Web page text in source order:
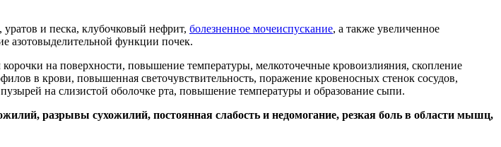
и песка, клубочковый нефрит, болезненное мочеиспускание, а также увеличенное
азотовыделительной функции почек.
на поверхности, повышение температуры, мелкоточечные кровоизлияния, скопление
в крови, повышенная светочувствительность, поражение кровеносных стенок сосудов,
на слизистой оболочке рта, повышение температуры и образование сыпи.
разрывы сухожилий, постоянная слабость и недомогание, резкая боль в области мышц,